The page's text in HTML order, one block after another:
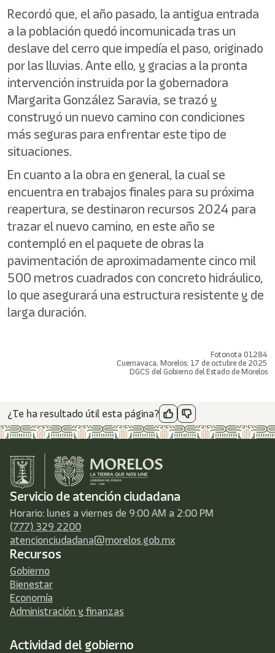
Recordó que, el año pasado, la antigua entrada
a la población quedó incomunicada tras un
deslave del cerro que impedía el paso, originado
por las lluvias. Ante ello, y gracias a la pronta
intervención instruida por la gobernadora
Margarita González Saravia, se trazó y
construyó un nuevo camino con condiciones
más seguras para enfrentar este tipo de
situaciones.
En cuanto a la obra en general, la cual se
encuentra en trabajos finales para su próxima
reapertura, se destinaron recursos 2024 para
trazar el nuevo camino, en este año se
contempló en el paquete de obras la
pavimentación de aproximadamente cinco mil
500 metros cuadrados con concreto hidráulico,
lo que asegurará una estructura resistente y de
larga duración.
Fotonota 01284
Cuernavaca, Morelos; 17 de octubre de 2025
DGCS del Gobierno del Estado de Morelos
¿Te ha resultado útil esta página?
Servicio de atención ciudadana
Horario: lunes a viernes de 9:00 AM a 2:00 PM
(777) 329 2200
atencionciudadana@morelos.gob.mx
Recursos
Gobierno
Bienestar
Economía
Administración y finanzas
Actividad del gobierno